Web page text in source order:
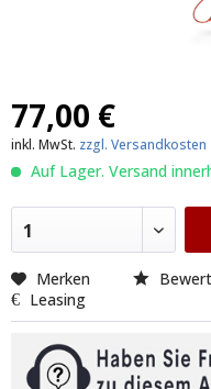
77,00 €
inkl. MwSt. zzgl. Versandkosten
Auf Lager. Versand
1
Merken
Leasing